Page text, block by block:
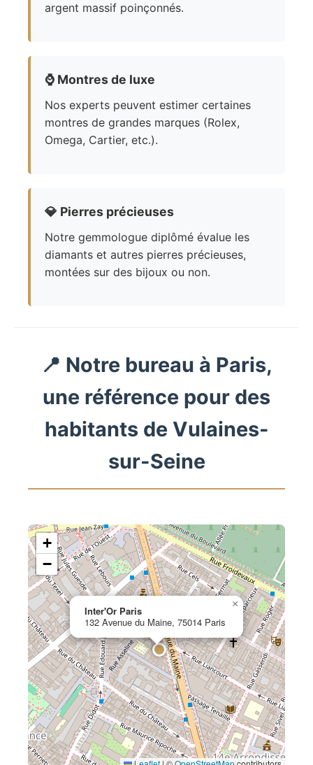
argent massif poinçonnés.
⌚ Montres de luxe
Nos experts peuvent estimer certaines
montres de grandes marques (Rolex,
Omega, Cartier, etc.).
💎 Pierres précieuses
Notre gemmologue diplômé évalue les
diamants et autres pierres précieuses,
montées sur des bijoux ou non.
📍 Notre bureau à Paris,
une référence pour des
habitants de Vulaines-
sur-Seine
Inter'Or Paris
132 Avenue du Maine, 75014 Paris
×
+
−